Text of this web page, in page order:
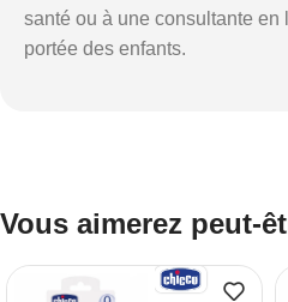
santé ou à une consultante en
portée des enfants.
Vous aimerez peut-